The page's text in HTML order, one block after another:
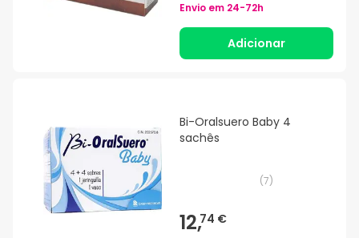
Envio em 24-72h
Adicionar
Bi-Oralsuero Baby 4
sachês
(7)
12,74 €